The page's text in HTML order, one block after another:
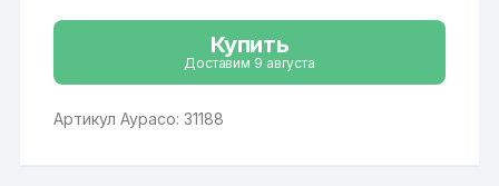
Купить
Доставим 9 августа
Артикул Аурасо: 31188